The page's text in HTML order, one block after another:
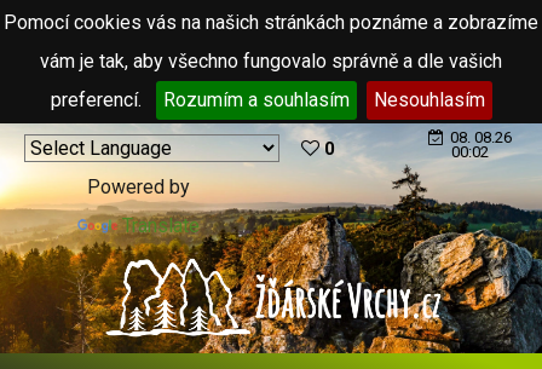
Pomocí cookies vás na našich stránkách poznáme a zobrazíme
vám je tak, aby všechno fungovalo správně a dle vašich
preferencí.
Rozumím a souhlasím Nesouhlasím
Powered by
Translate
0
08. 08.26
00:02